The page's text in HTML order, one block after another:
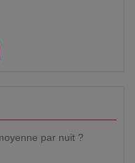
par nuit ?